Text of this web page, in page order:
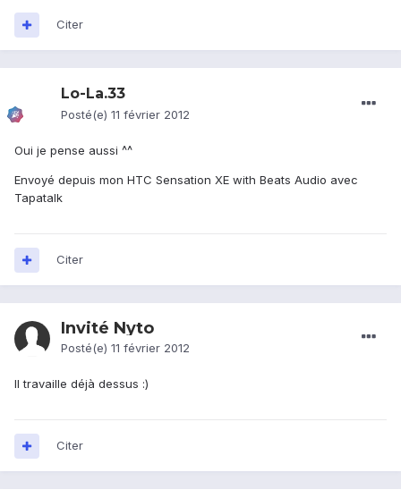
Citer
Lo-La.33
Posté(e) 11 février 2012
Oui je pense aussi ^^
Envoyé depuis mon HTC Sensation XE with Beats Audio avec
Tapatalk
Citer
Invité Nyto
Posté(e) 11 février 2012
Il travaille déjà dessus :)
Citer